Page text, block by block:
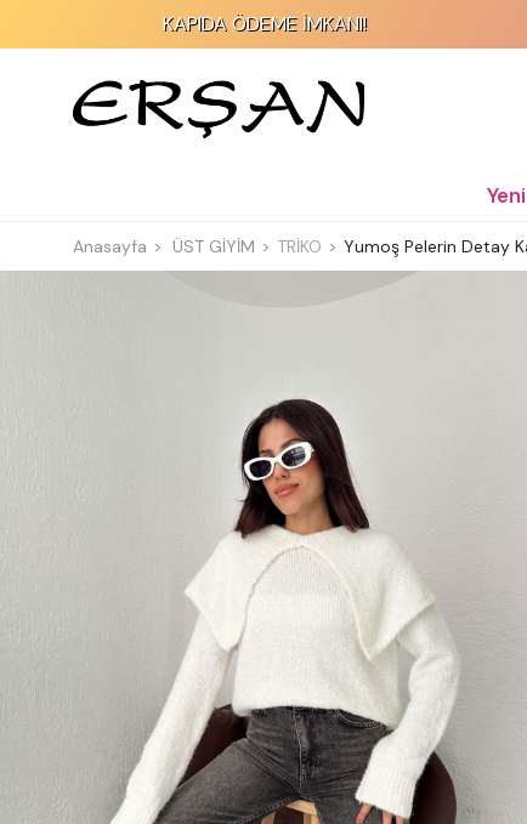
KAPIDA ÖDEME İMKANI!
Anasayfa ÜST GİYİM TRİKO Yumoş Pelerin Detay